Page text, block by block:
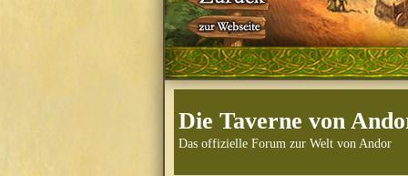
Die Taverne von
Das offizielle Forum zur Welt von Andor